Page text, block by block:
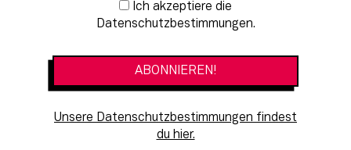
Newsletter-Anmeldung
Datenschutzbestimmungen.
Unsere Datenschutzbestimmungen findest
du hier.